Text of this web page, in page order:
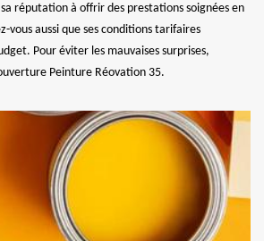
réputation à offrir des prestations soignées en
vous aussi que ses conditions tarifaires
Pour éviter les mauvaises surprises,
Peinture Réovation 35.